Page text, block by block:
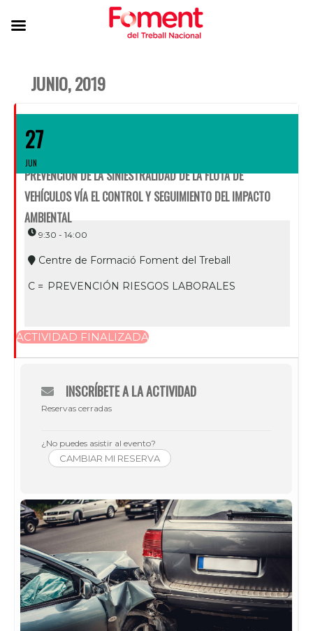
JUNIO, 2019
27
JUN
PREVENCIÓN DE LA SINIESTRALIDAD DE LA FLOTA DE
VEHÍCULOS VÍA EL CONTROL Y SEGUIMIENTO DEL IMPACTO
AMBIENTAL
9:30 - 14:00
Centre de Formació Foment del Treball
C = PREVENCIÓN RIESGOS LABORALES
ACTIVIDAD FINALIZADA
INSCRÍBETE A LA ACTIVIDAD
Reservas cerradas
¿No puedes asistir al evento?
CAMBIAR MI RESERVA